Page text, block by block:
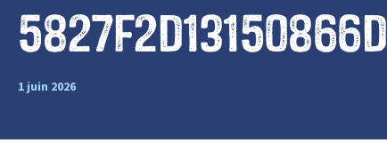
5827f2d13150866d
1 juin 2026